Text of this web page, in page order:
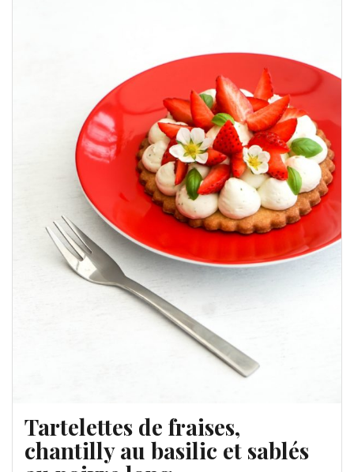
Tartelettes de fraises,
chantilly au basilic et sablés